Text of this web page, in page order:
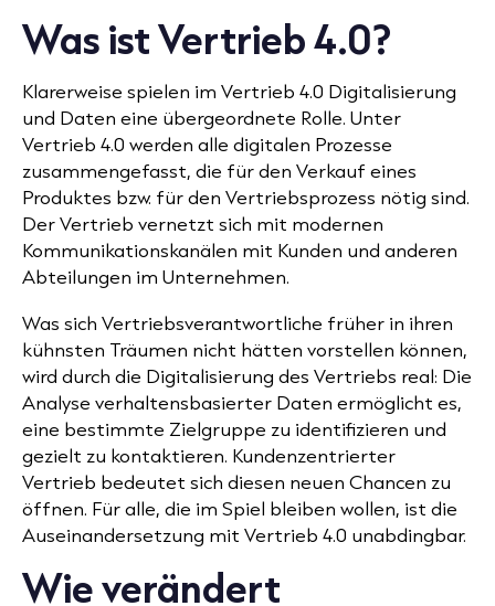
Was ist Vertrieb 4.0?
Klarerweise spielen im Vertrieb 4.0 Digitalisierung
und Daten eine übergeordnete Rolle. Unter
Vertrieb 4.0 werden alle digitalen Prozesse
zusammengefasst, die für den Verkauf eines
Produktes bzw. für den Vertriebsprozess nötig sind.
Der Vertrieb vernetzt sich mit modernen
Kommunikationskanälen mit Kunden und anderen
Abteilungen im Unternehmen.
Was sich Vertriebsverantwortliche früher in ihren
kühnsten Träumen nicht hätten vorstellen können,
wird durch die Digitalisierung des Vertriebs real: Die
Analyse verhaltensbasierter Daten ermöglicht es,
eine bestimmte Zielgruppe zu identifizieren und
gezielt zu kontaktieren. Kundenzentrierter
Vertrieb bedeutet sich diesen neuen Chancen zu
öffnen. Für alle, die im Spiel bleiben wollen, ist die
Auseinandersetzung mit Vertrieb 4.0 unabdingbar.
Wie verändert